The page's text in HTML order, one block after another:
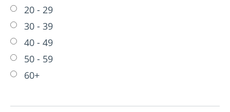
20 - 29
30 - 39
40 - 49
50 - 59
60+